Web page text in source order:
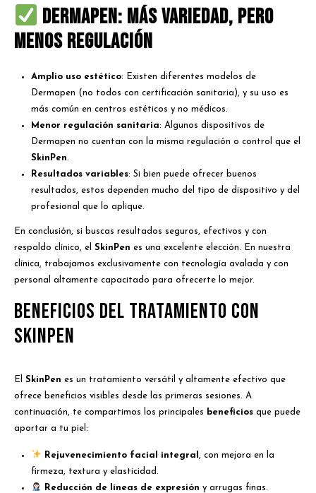
Dermapen: Más variedad, pero
menos regulación
Amplio uso estético: Existen diferentes modelos de
Dermapen (no todos con certificación sanitaria), y su uso es
más común en centros estéticos y no médicos.
Menor regulación sanitaria: Algunos dispositivos de
Dermapen no cuentan con la misma regulación o control que el
SkinPen.
Resultados variables: Si bien puede ofrecer buenos
resultados, estos dependen mucho del tipo de dispositivo y del
profesional que lo aplique.
En conclusión, si buscas resultados seguros, efectivos y con
respaldo clínico, el SkinPen es una excelente elección. En nuestra
clínica, trabajamos exclusivamente con tecnología avalada y con
personal altamente capacitado para ofrecerte lo mejor.
Beneficios del tratamiento con
SkinPen
El SkinPen es un tratamiento versátil y altamente efectivo que
ofrece beneficios visibles desde las primeras sesiones. A
continuación, te compartimos los principales beneficios que puede
aportar a tu piel:
Rejuvenecimiento facial integral, con mejora en la
firmeza, textura y elasticidad.
Reducción de líneas de expresión y arrugas finas.